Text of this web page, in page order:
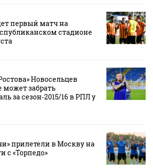
первый матч на
стадионе
Новосельцев
может забрать
за сезон‑2015/16 в РПЛ у
прилетели в Москву на
с «Торпедо»